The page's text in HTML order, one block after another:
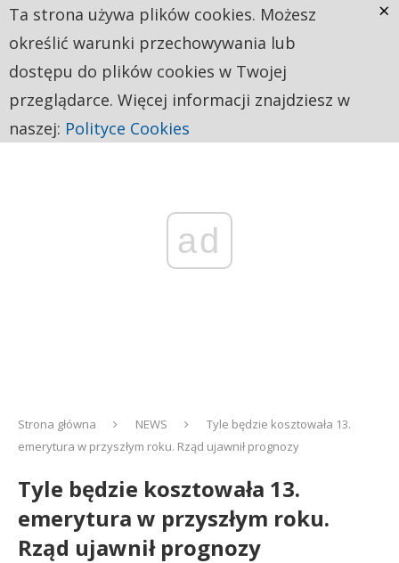
ad
Strona główna NEWS
Tyle będzie kosztowała 13.
emerytura w przyszłym roku. Rząd ujawnił prognozy
Tyle będzie kosztowała 13.
emerytura w przyszłym roku.
Rząd ujawnił prognozy
Ta strona używa plików cookies. Możesz
określić warunki przechowywania lub
dostępu do plików cookies w Twojej
przeglądarce. Więcej informacji znajdziesz w
naszej: Polityce Cookies
×